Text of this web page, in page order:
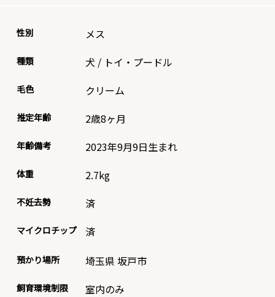
性別 メス
種類 犬 / トイ・プードル
毛色 クリーム
推定年齢 2歳8ヶ月
年齢備考 2023年9月9日生まれ
体重 2.7kg
不妊去勢 済
マイクロチップ 済
預かり場所 埼玉県 坂戸市
飼育環境制限 室内のみ